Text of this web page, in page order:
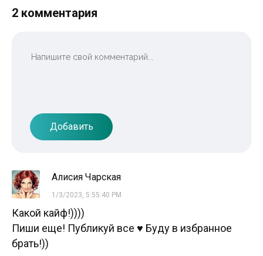
2 комментария
Добавить
Алисия Чарская
1/3/2023, 5:55:40 PM
Какой кайф!))))
Пиши еще! Публикуй все ♥ Буду в избранное
брать!))